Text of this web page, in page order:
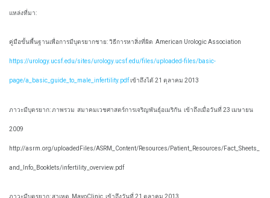
แหล่งที่มา:
คู่มือขั้นพื้นฐานเพื่อการมีบุตรยากชาย: วิธีการหาสิ่งที่ผิด American Urologic Association
https://urology.ucsf.edu/sites/urology.ucsf.edu/files/uploaded-files/basic-
page/a_basic_guide_to_male_infertility.pdfเข้าถึงได้ 21 ตุลาคม 2013
ภาวะมีบุตรยาก: ภาพรวม สมาคมเวชศาสตร์การเจริญพันธุ์อเมริกัน เข้าถึงเมื่อวันที่ 23 เมษายน
2009
http://asrm.org/uploadedFiles/ASRM_Content/Resources/Patient_Resources/Fact_Sheets_
and_Info_Booklets/infertility_overview.pdf